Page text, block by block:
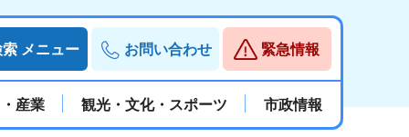
索 メニュー お問い合わせ 緊急情報
産業 観光・文化・スポーツ 市政情報